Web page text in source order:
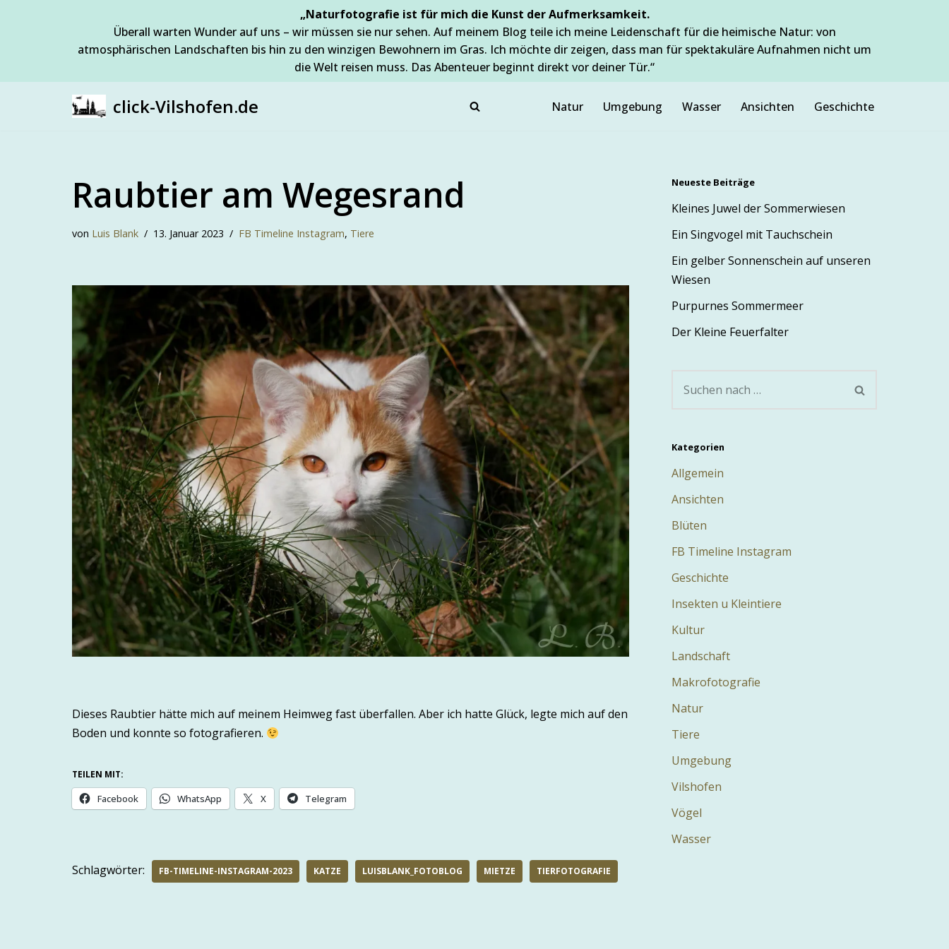
„Naturfotografie ist für mich die Kunst der Aufmerksamkeit.
Überall warten Wunder auf uns – wir müssen sie nur sehen. Auf meinem Blog teile ich meine Leidenschaft für die heimische Natur: von
atmosphärischen Landschaften bis hin zu den winzigen Bewohnern im Gras. Ich möchte dir zeigen, dass man für spektakuläre Aufnahmen nicht um
die Welt reisen muss. Das Abenteuer beginnt direkt vor deiner Tür.“
click-Vilshofen.de Natur Umgebung Wasser Ansichten Geschichte
Raubtier am Wegesrand
von Luis Blank 13. Januar 2023 FB Timeline Instagram, Tiere
Dieses Raubtier hätte mich auf meinem Heimweg fast überfallen. Aber ich hatte Glück, legte mich auf den
Boden und konnte so fotografieren.
TEILEN MIT:
Facebook WhatsApp X Telegram
Schlagwörter: FB-TIMELINE-INSTAGRAM-2023 KATZE LUISBLANK_FOTOBLOG MIETZE TIERFOTOGRAFIE
Neueste Beiträge
Kleines Juwel der Sommerwiesen
Ein Singvogel mit Tauchschein
Ein gelber Sonnenschein auf unseren
Wiesen
Purpurnes Sommermeer
Der Kleine Feuerfalter
Kategorien
Allgemein
Ansichten
Blüten
FB Timeline Instagram
Geschichte
Insekten u Kleintiere
Kultur
Landschaft
Makrofotografie
Natur
Tiere
Umgebung
Vilshofen
Vögel
Wasser